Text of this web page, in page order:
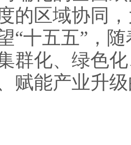
的区域协同
“十五五”，
群化、绿色
赋能产业升